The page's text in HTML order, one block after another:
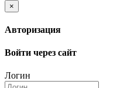
×
Авторизация
Войти через сайт
Логин